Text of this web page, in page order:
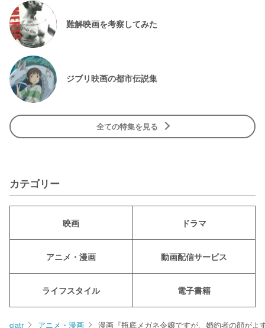
難解映画を考察してみた
ジブリ映画の都市伝説集
全ての特集を見る
カテゴリー
映画 ドラマ
アニメ・漫画 動画配信サービス
ライフスタイル 電子書籍
ciatr アニメ・漫画 漫画『瓶底メガネ令嬢ですが、婚約者の顔が